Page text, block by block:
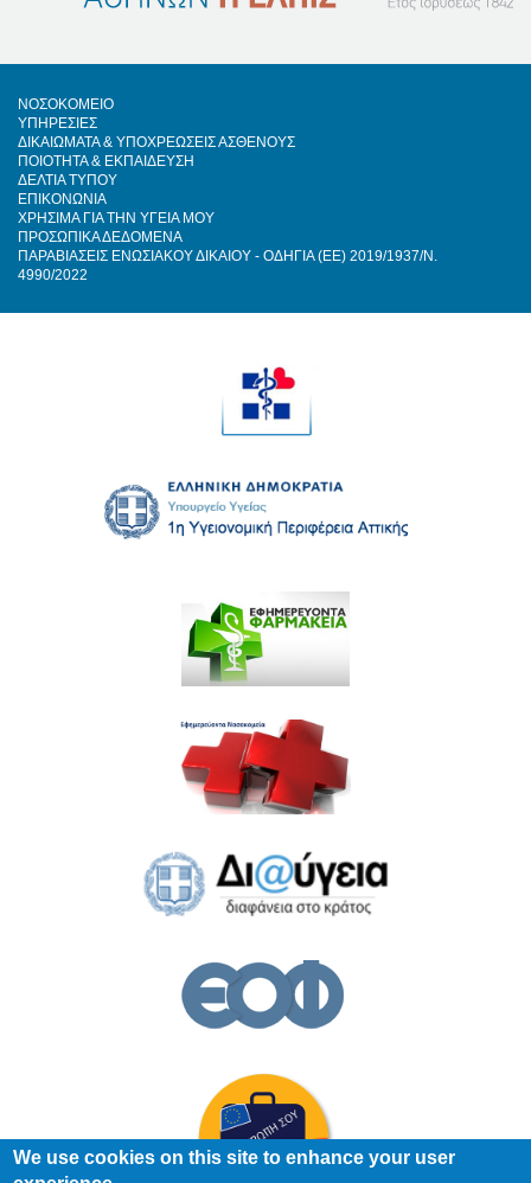
Footer
ΝΟΣΟΚΟΜΕΙΟ
ΥΠΗΡΕΣΙΕΣ
ΔΙΚΑΙΩΜΑΤΑ & ΥΠΟΧΡΕΩΣΕΙΣ ΑΣΘΕΝΟΥΣ
ΠΟΙΟΤΗΤΑ & ΕΚΠΑΙΔΕΥΣΗ
ΔΕΛΤΙΑ ΤΥΠΟΥ
ΕΠΙΚΟΝΩΝΙΑ
ΧΡΗΣΙΜΑ ΓΙΑ ΤΗΝ ΥΓΕΙΑ ΜΟΥ
ΠΡΟΣΩΠΙΚΑ ΔΕΔΟΜΕΝΑ
ΠΑΡΑΒΙΑΣΕΙΣ ΕΝΩΣΙΑΚΟΥ ΔΙΚΑΙΟΥ - ΟΔΗΓΙΑ (ΕΕ) 2019/1937/Ν.
4990/2022
We use cookies on this site to enhance your user